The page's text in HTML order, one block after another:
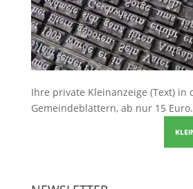
Ihre private Kleinanzeige (Text) in
Gemeindeblättern, ab nur 15 Euro.